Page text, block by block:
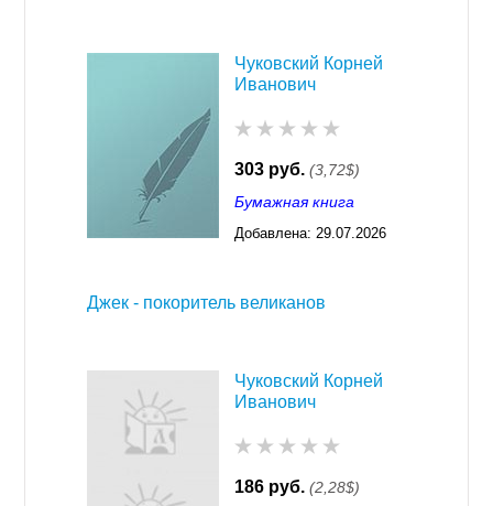
Чуковский Корней
Иванович
303 руб. (3,72$)
Бумажная книга
Добавлена: 29.07.2026
Джек - покоритель великанов
Чуковский Корней
Иванович
186 руб. (2,28$)